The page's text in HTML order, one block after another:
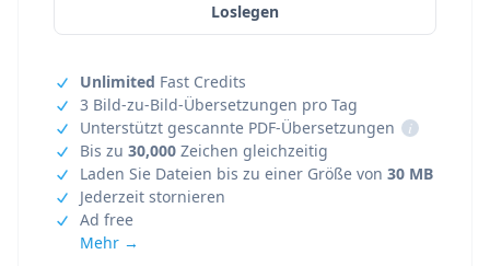
Loslegen
Unlimited Fast Credits
3 Bild-zu-Bild-Übersetzungen pro Tag
Unterstützt gescannte PDF-Übersetzungen
i
Bis zu 30,000 Zeichen gleichzeitig
Laden Sie Dateien bis zu einer Größe von 30 MB
Jederzeit stornieren
Ad free
Mehr →